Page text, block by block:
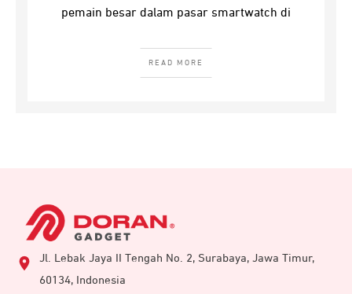
pemain besar dalam pasar smartwatch di
READ MORE
Jl. Lebak Jaya II Tengah No. 2, Surabaya, Jawa Timur,
60134, Indonesia